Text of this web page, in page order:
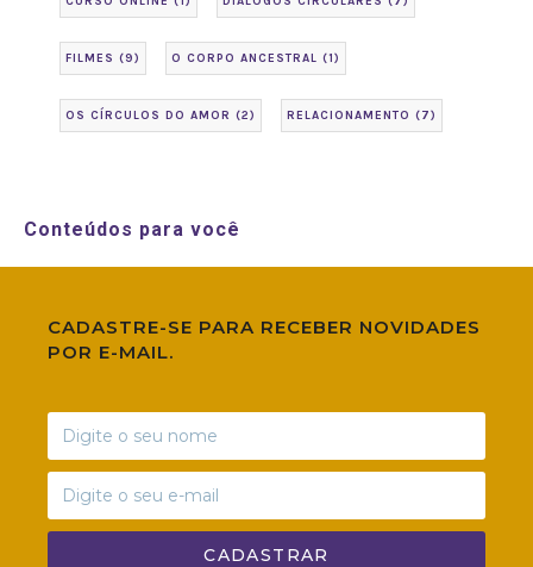
FILMES (9) O CORPO ANCESTRAL (1)
OS CÍRCULOS DO AMOR (2) RELACIONAMENTO (7)
Conteúdos para você
CADASTRE-SE PARA RECEBER NOVIDADES
POR E-MAIL.
CADASTRAR